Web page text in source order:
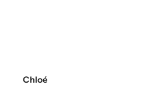
Chloé